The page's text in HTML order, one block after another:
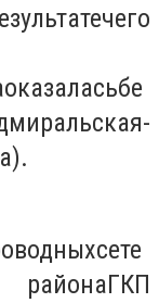
чего
оказаласьбе
-
).
сете
ГКП